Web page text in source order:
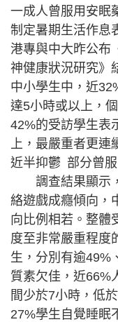
一成人曾服用安眠
制定暑期生活作息
港專與中大昨公布
神健康狀況研究》
中小學生中，近
達5小時或以上，
42%的受訪學生表
上，最嚴重者更連
近半抑鬱 部分曾
調查結果顯示，
絡遊戲成癮傾向，
向比例相若。整體
度至非常嚴重程度
生，分別有逾49%
質素欠佳，近66%
間少於7小時，低
27%學生自覺睡眠